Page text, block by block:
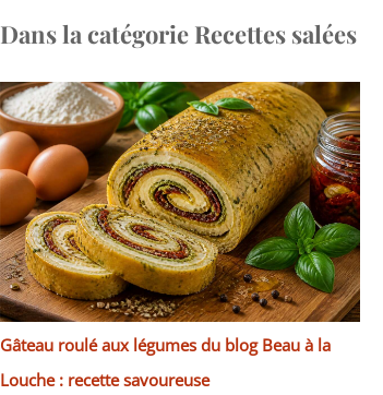
Dans la catégorie Recettes salées
Gâteau roulé aux légumes du blog Beau à la
Louche : recette savoureuse